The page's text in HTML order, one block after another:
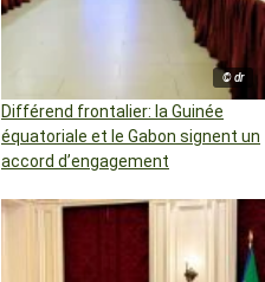
© dr
Différend frontalier: la Guinée
équatoriale et le Gabon signent un
accord d’engagement